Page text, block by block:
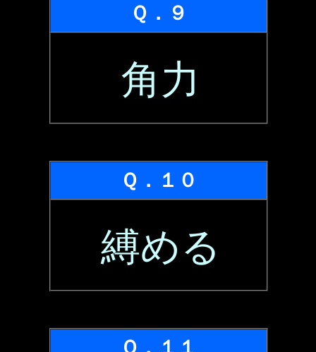
Ｑ．９
角力
Ｑ．１０
縛める